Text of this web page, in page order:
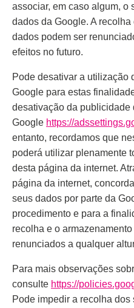
associar, em caso algum, o
dados da Google. A
dados podem ser
efeitos no futuro.
Pode desativar a utilização
Google para estas
desativação da publicidade
Google https://
entanto, recordamos que
poderá utilizar plenamente
desta página da internet.
página da internet,
seus dados por parte da
procedimento e para a
recolha e o
renunciados a qualquer
Para mais observações
consulte https://
Pode impedir a recolha